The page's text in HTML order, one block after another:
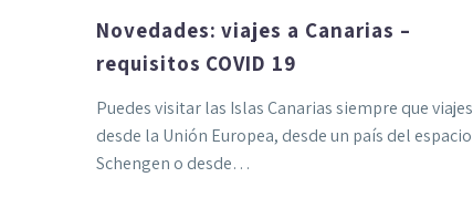
Novedades: viajes a Canarias –
requisitos COVID 19
Puedes visitar las Islas Canarias siempre que viajes
desde la Unión Europea, desde un país del espacio
Schengen o desde…